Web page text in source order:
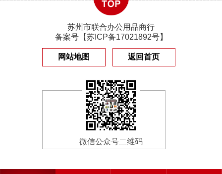
苏州市联合办公用品商行
备案号【苏ICP备17021892号】
网站地图 返回首页
微信公众号二维码